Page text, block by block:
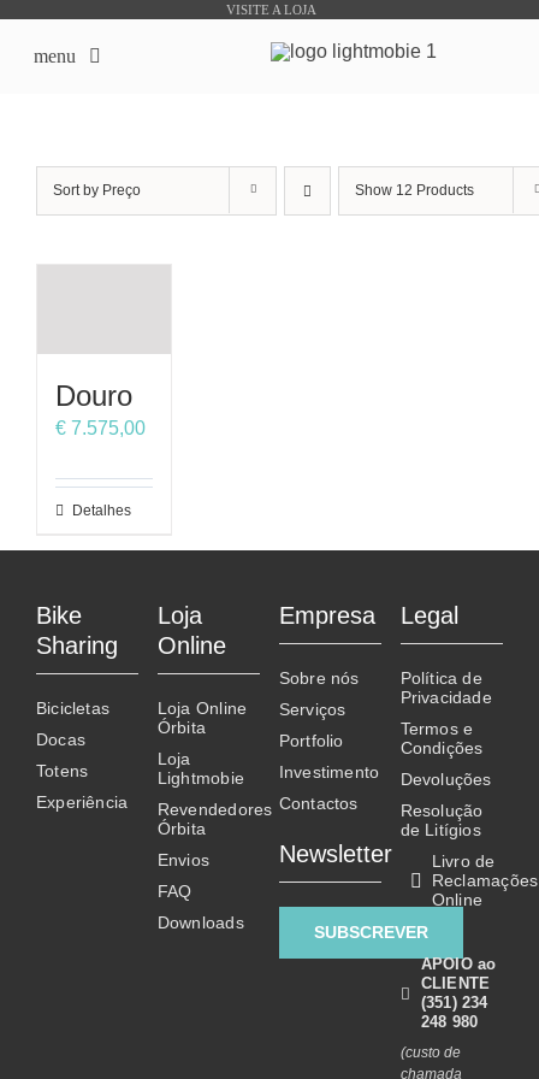
VISITE A LOJA
menu
Sort by Preço Show 12 Products
Douro
€ 7.575,00
This
variants.
The
may
be
chosen
on
Detalhes
Bike
Sharing
Bicicletas
Docas
Totens
Experiência
Loja
Online
Loja Online
Órbita
Loja
Lightmobie
Revendedores
Órbita
Envios
FAQ
Downloads
Empresa
Sobre nós
Serviços
Portfolio
Investimento
Contactos
Newsletter
SUBSCREVER
Legal
Política de
Privacidade
Termos e
Condições
Devoluções
Resolução
de Litígios
Livro de
Reclamações
Online
APOIO ao
CLIENTE
(351) 234
248 980
(custo de
chamada